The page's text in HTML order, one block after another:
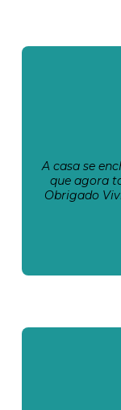
A casa se
que agora
Obrigado